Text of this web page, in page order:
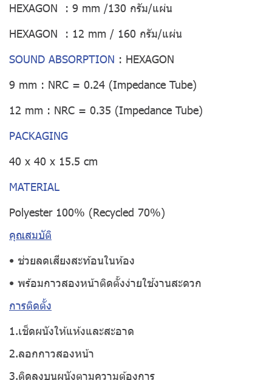
HEXAGON : 9 mm /130 กรัม/แผ่น
HEXAGON : 12 mm / 160 กรัม/แผ่น
SOUND ABSORPTION : HEXAGON
9 mm : NRC = 0.24 (Impedance Tube)
12 mm : NRC = 0.35 (Impedance Tube)
PACKAGING
40 x 40 x 15.5 cm
MATERIAL
Polyester 100% (Recycled 70%)
คุณสมบัติ
• ช่วยลดเสียงสะท้อนในห้อง
• พร้อมกาวสองหน้าติดตั้งง่ายใช้งานสะดวก
การติดตั้ง
1.เช็ดผนังให้แห้งและสะอาด
2.ลอกกาวสองหน้า
3.ติดลงบนผนังตามความต้องการ